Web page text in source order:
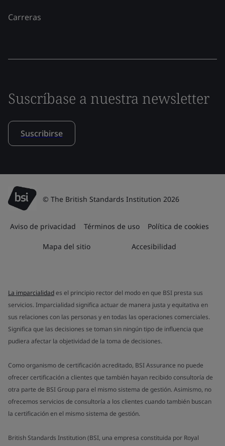
Carreras
Suscríbase a nuestra newsletter
Suscribirse
© The British Standards Institution 2026
Aviso de privacidad Términos de uso Política de cookies
Mapa del sitio Accesibilidad
La imparcialidades el principio rector del modo en que BSI presta sus
servicios. Imparcialidad significa actuar de manera justa y equitativa en
sus relaciones con las personas y en todas las operaciones comerciales.
Significa que las decisiones se toman sin ningún tipo de influencia que
pudiera afectar la objetividad de la toma de decisiones.
Como organismo de certificación acreditado, BSI Assurance no puede
ofrecer certificación a clientes que también hayan recibido consultoría de
otra parte de BSI Group para el mismo sistema de gestión. Asimismo, no
ofrecemos servicios de consultoría a los clientes cuando también buscan
la certificación en el mismo sistema de gestión.
British Standards Institution (BSI, una empresa constituida por Royal